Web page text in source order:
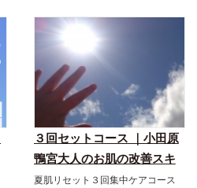
３回セットコース ｜小田原
鴨宮大人のお肌の改善スキ
ンケアショップ＆エステサ
夏肌リセット３回集中ケアコース